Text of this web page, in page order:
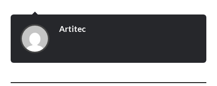
Artitec